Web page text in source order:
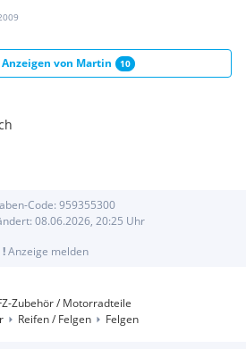
von Martin 10
Code: 959355300
08.06.2026, 20:25 Uhr
!Anzeige melden
Zubehör / Motorradteile
Reifen / Felgen Felgen